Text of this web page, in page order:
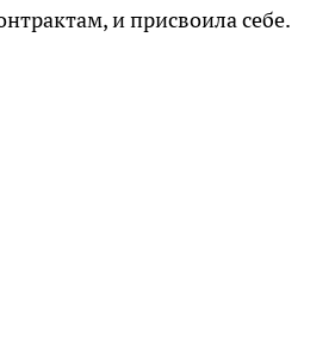
и присвоила себе.